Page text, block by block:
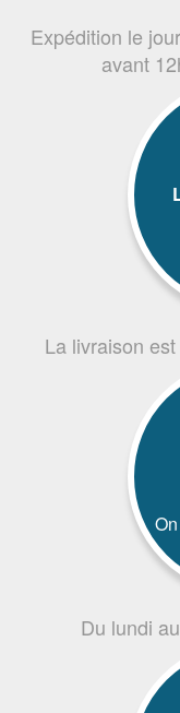
Expédition le
avant
La livraison
Du lundi